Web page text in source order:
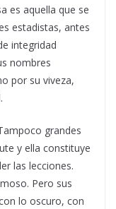
es aquella que se
estadistas, antes
integridad
nombres
por su viveza,
grandes
y ella constituye
las lecciones.
Pero sus
lo oscuro, con